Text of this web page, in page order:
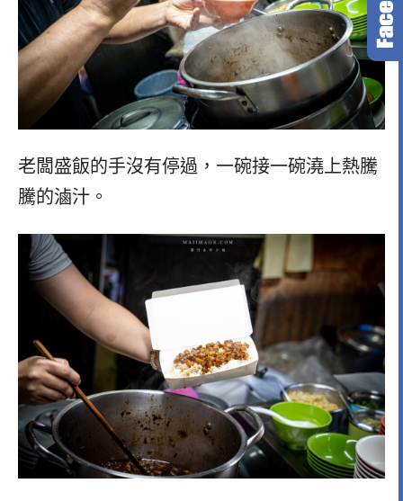
老闆盛飯的手沒有停過，一碗接一碗澆上熱騰
騰的滷汁。